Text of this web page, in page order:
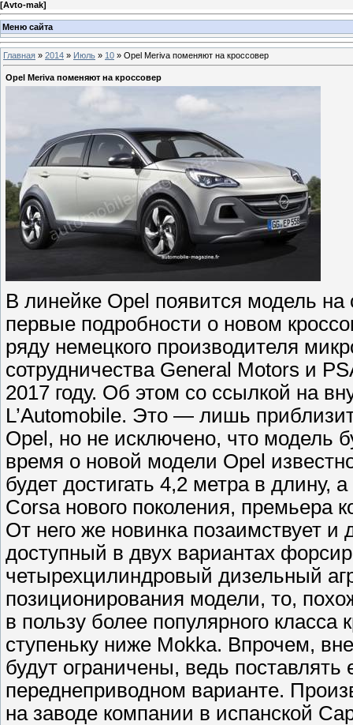
[Avto-mak]
Меню сайта
Главная » 2014 » Июль » 10 » Opel Meriva поменяют на кроссовер
Opel Meriva поменяют на кроссовер
В линейке Opel появится модель
первые подробности о новом
ряду немецкого производителя
сотрудничества General Motors и
2017 году. Об этом со ссылкой на
L’Automobile. Это — лишь
Opel, но не исключено, что модель
время о новой модели Opel
будет достигать 4,2 метра в длину,
Corsa нового поколения, премьера
От него же новинка позаимствует
доступный в двух вариантах
четырехцилиндровый дизельный
позиционирования модели, то,
в пользу более популярного
ступеньку ниже Mokka. Впрочем,
будут ограничены, ведь
переднеприводном варианте.
на заводе компании в испанской